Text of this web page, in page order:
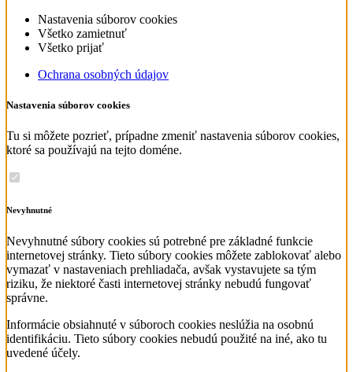
Nastavenia súborov cookies
Všetko zamietnuť
Všetko prijať
Ochrana osobných údajov
Nastavenia súborov cookies
Tu si môžete pozrieť, prípadne zmeniť nastavenia súborov cookies,
ktoré sa používajú na tejto doméne.
Nevyhnutné
Nevyhnutné súbory cookies sú potrebné pre základné funkcie
internetovej stránky. Tieto súbory cookies môžete zablokovať alebo
vymazať v nastaveniach prehliadača, avšak vystavujete sa tým
riziku, že niektoré časti internetovej stránky nebudú fungovať
správne.
Informácie obsiahnuté v súboroch cookies neslúžia na osobnú
identifikáciu. Tieto súbory cookies nebudú použité na iné, ako tu
uvedené účely.